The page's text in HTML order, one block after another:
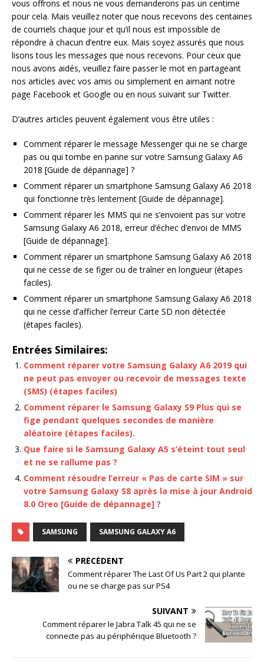
vous offrons et nous ne vous demanderons pas un centime
pour cela. Mais veuillez noter que nous recevons des centaines
de courriels chaque jour et qu’il nous est impossible de
répondre à chacun d’entre eux. Mais soyez assurés que nous
lisons tous les messages que nous recevons. Pour ceux que
nous avons aidés, veuillez faire passer le mot en partageant
nos articles avec vos amis ou simplement en aimant notre
page Facebook et Google ou en nous suivant sur Twitter.
D’autres articles peuvent également vous être utiles :
Comment réparer le message Messenger qui ne se charge
pas ou qui tombe en panne sur votre Samsung Galaxy A6
2018 [Guide de dépannage] ?
Comment réparer un smartphone Samsung Galaxy A6 2018
qui fonctionne très lentement [Guide de dépannage].
Comment réparer les MMS qui ne s’envoient pas sur votre
Samsung Galaxy A6 2018, erreur d’échec d’envoi de MMS
[Guide de dépannage].
Comment réparer un smartphone Samsung Galaxy A6 2018
qui ne cesse de se figer ou de traîner en longueur (étapes
faciles).
Comment réparer un smartphone Samsung Galaxy A6 2018
qui ne cesse d’afficher l’erreur Carte SD non détectée
(étapes faciles).
Entrées Similaires:
Comment réparer votre Samsung Galaxy A6 2019 qui
ne peut pas envoyer ou recevoir de messages texte
(SMS) (étapes faciles)
Comment réparer le Samsung Galaxy S9 Plus qui se
fige pendant quelques secondes de manière
aléatoire (étapes faciles).
Que faire si le Samsung Galaxy A5 s’éteint tout seul
et ne se rallume pas ?
Comment résoudre l’erreur « Pas de carte SIM » sur
votre Samsung Galaxy S8 après la mise à jour Android
8.0 Oreo [Guide de dépannage] ?
SAMSUNG SAMSUNG GALAXY A6
PRÉCÉDENT
Comment réparer The Last Of Us Part 2 qui plante
ou ne se charge pas sur PS4
SUIVANT
Comment réparer le Jabra Talk 45 qui ne se
connecte pas au périphérique Bluetooth ?